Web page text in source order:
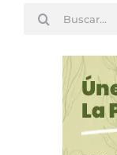
Buscar: